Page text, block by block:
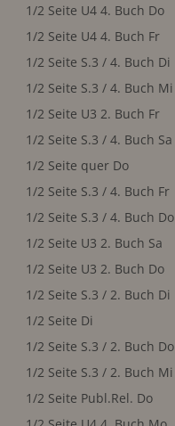
1/2 Seite U4 4. Buch Do
1/2 Seite U4 4. Buch Fr
1/2 Seite S.3 / 4. Buch Di
1/2 Seite S.3 / 4. Buch Mi
1/2 Seite U3 2. Buch Fr
1/2 Seite S.3 / 4. Buch Sa
1/2 Seite quer Do
1/2 Seite S.3 / 4. Buch Fr
1/2 Seite S.3 / 4. Buch Do
1/2 Seite U3 2. Buch Sa
1/2 Seite U3 2. Buch Do
1/2 Seite S.3 / 2. Buch Di
1/2 Seite Di
1/2 Seite S.3 / 2. Buch Do
1/2 Seite S.3 / 2. Buch Mi
1/2 Seite Publ.Rel. Do